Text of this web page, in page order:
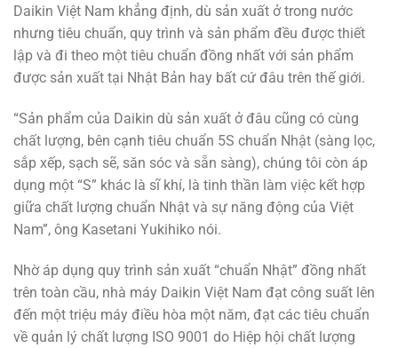
Daikin Việt Nam khẳng định, dù sản xuất ở trong nước
nhưng tiêu chuẩn, quy trình và sản phẩm đều được thiết
lập và đi theo một tiêu chuẩn đồng nhất với sản phẩm
được sản xuất tại Nhật Bản hay bất cứ đâu trên thế giới.
“Sản phẩm của Daikin dù sản xuất ở đâu cũng có cùng
chất lượng, bên cạnh tiêu chuẩn 5S chuẩn Nhật (sàng lọc,
sắp xếp, sạch sẽ, săn sóc và sẵn sàng), chúng tôi còn áp
dụng một “S” khác là sĩ khí, là tinh thần làm việc kết hợp
giữa chất lượng chuẩn Nhật và sự năng động của Việt
Nam”, ông Kasetani Yukihiko nói.
Nhờ áp dụng quy trình sản xuất “chuẩn Nhật” đồng nhất
trên toàn cầu, nhà máy Daikin Việt Nam đạt công suất lên
đến một triệu máy điều hòa một năm, đạt các tiêu chuẩn
về quản lý chất lượng ISO 9001 do Hiệp hội chất lượng